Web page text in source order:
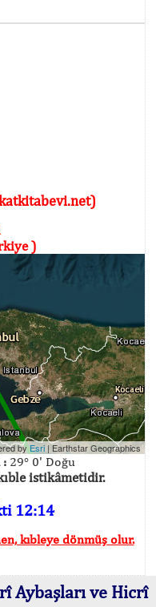
)
byEsri |Earthstar Geographics
:29° 0' Doğu
istikâmetidir.
12:14
kıbleye dönmüş olur.
Aybaşları ve Hicrî